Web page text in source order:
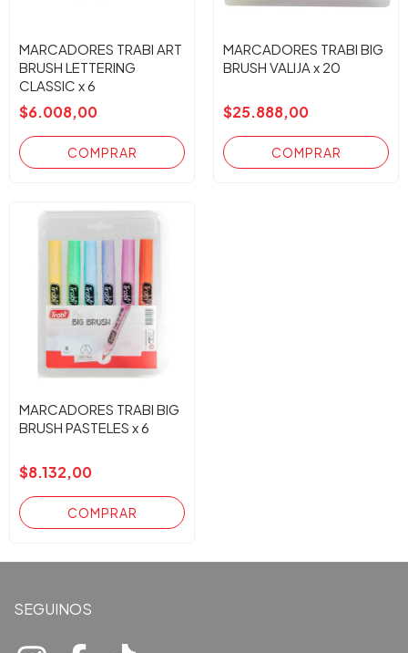
MARCADORES TRABI ART
BRUSH LETTERING
CLASSIC x 6
$6.008,00
MARCADORES TRABI BIG
BRUSH VALIJA x 20
$25.888,00
MARCADORES TRABI BIG
BRUSH PASTELES x 6
$8.132,00
SEGUINOS